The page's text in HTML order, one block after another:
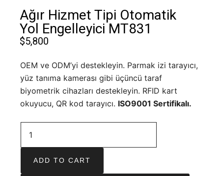
Ağır Hizmet Tipi Otomatik
Yol Engelleyici MT831
$5,800
OEM ve ODM’yi destekleyin. Parmak izi tarayıcı,
yüz tanıma kamerası gibi üçüncü taraf
biyometrik cihazları destekleyin. RFID kart
okuyucu, QR kod tarayıcı. ISO9001 Sertifikalı.
ADD TO CART